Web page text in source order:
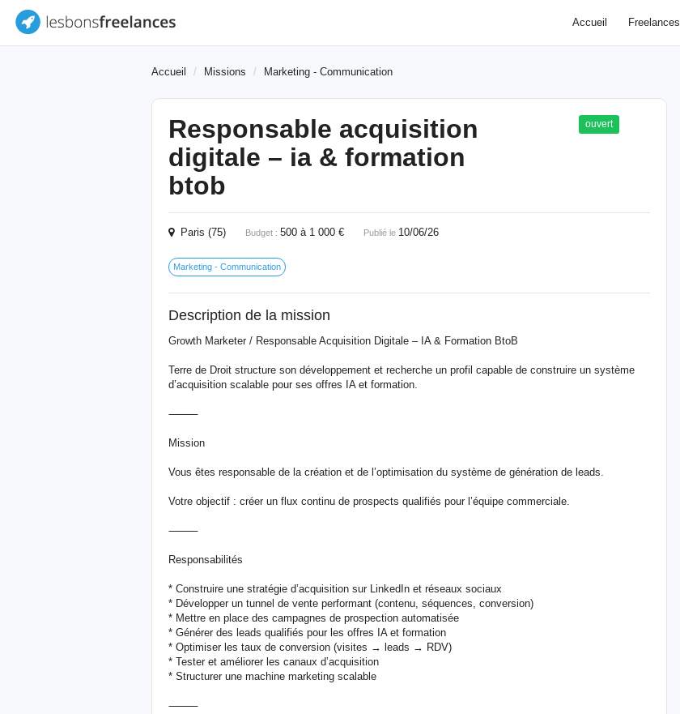
Accueil Freelances
Accueil Missions Marketing - Communication
Responsable acquisition
digitale – ia & formation
btob
ouvert
Paris (75) Budget : 500 à 1 000 € Publié le 10/06/26
Marketing - Communication
Description de la mission
Growth Marketer / Responsable Acquisition Digitale – IA & Formation BtoB
Terre de Droit structure son développement et recherche un profil capable de construire un système
d’acquisition scalable pour ses offres IA et formation.
⸻
Mission
Vous êtes responsable de la création et de l’optimisation du système de génération de leads.
Votre objectif : créer un flux continu de prospects qualifiés pour l’équipe commerciale.
⸻
Responsabilités
* Construire une stratégie d’acquisition sur LinkedIn et réseaux sociaux
* Développer un tunnel de vente performant (contenu, séquences, conversion)
* Mettre en place des campagnes de prospection automatisée
* Générer des leads qualifiés pour les offres IA et formation
* Optimiser les taux de conversion (visites → leads → RDV)
* Tester et améliorer les canaux d’acquisition
* Structurer une machine marketing scalable
⸻